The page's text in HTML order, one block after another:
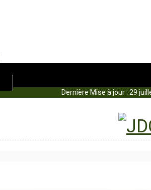
Dernière Mise à jour : 29